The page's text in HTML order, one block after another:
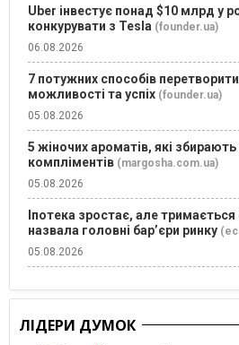
Uber інвестує понад $10 млрд у
конкурувати з Tesla (founder.ua)
06.08.2026
7 потужних способів
можливості та успіх (founder.ua)
05.08.2026
5 жіночих ароматів, які
компліментів (margosha.com.ua)
05.08.2026
Іпотека зростає, але тримається
назвала головні бар’єри ринку
05.08.2026
ЛІДЕРИ ДУМОК